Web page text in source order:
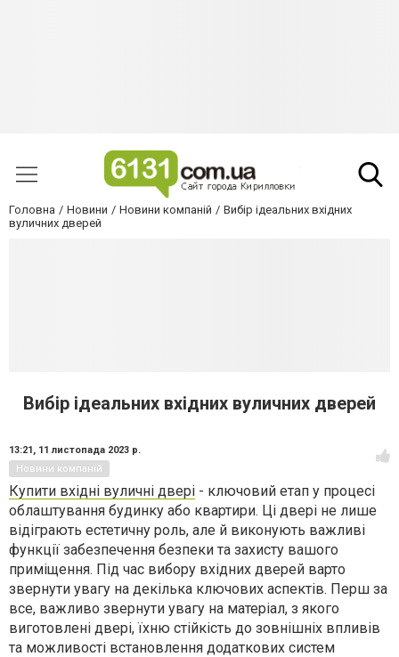
Головна Новини Новини компаній
Вибір ідеальних вхідних
вуличних дверей
Вибір ідеальних вхідних вуличних дверей
13:21, 11 листопада 2023 р.
Новини компаній
Купити вхідні вуличні двері - ключовий етап у процесі
облаштування будинку або квартири. Ці двері не лише
відіграють естетичну роль, але й виконують важливі
функції забезпечення безпеки та захисту вашого
приміщення. Під час вибору вхідних дверей варто
звернути увагу на декілька ключових аспектів. Перш за
все, важливо звернути увагу на матеріал, з якого
виготовлені двері, їхню стійкість до зовнішніх впливів
та можливості встановлення додаткових систем